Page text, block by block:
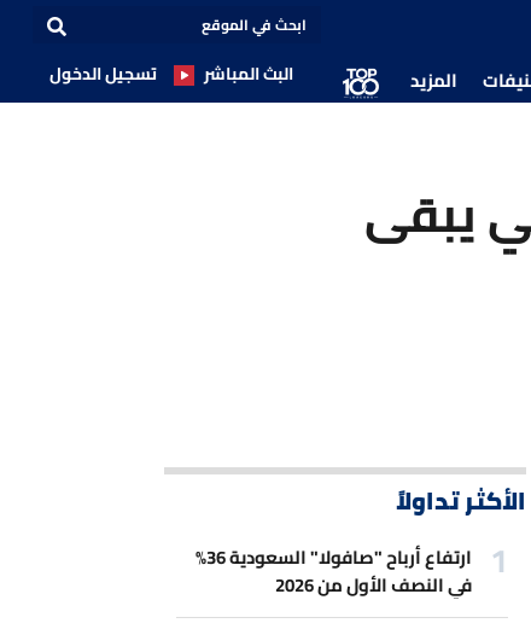
المزيد البث المباشر تسجيل الدخول
يبقى
الأكثر تداولاً
ارتفاع أرباح "صافولا" السعودية 36%
في النصف الأول من 2026